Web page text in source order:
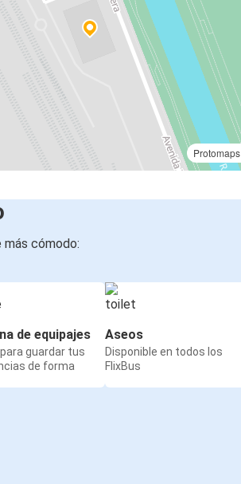
Protomaps
más cómodo:
de equipajes
guardar tus
de forma
Aseos
Disponible en todos los
FlixBus